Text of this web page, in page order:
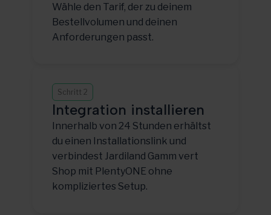
Wähle den Tarif, der zu deinem
Bestellvolumen und deinen
Anforderungen passt.
Schritt 2
Integration installieren
Innerhalb von 24 Stunden erhältst
du einen Installationslink und
verbindest Jardiland Gamm vert
Shop mit PlentyONE ohne
kompliziertes Setup.